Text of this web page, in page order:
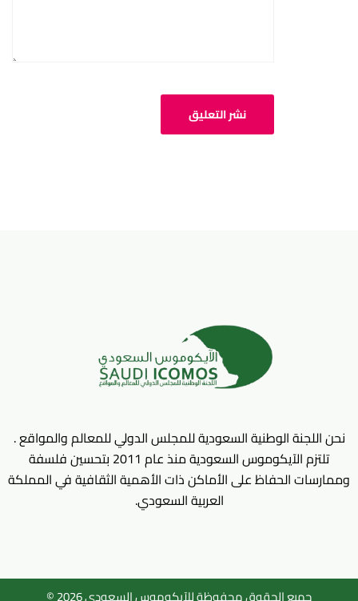
نحن اللجنة الوطنية السعودية للمجلس الدولي للمعالم والمواقع .
تلتزم الآيكوموس السعودية منذ عام 2011 بتحسين فلسفة
وممارسات الحفاظ على الأماكن ذات الأهمية الثقافية في المملكة
العربية السعودي.
جميع الحقوق محفوظة للآيكوموس السعودي 2026 ©